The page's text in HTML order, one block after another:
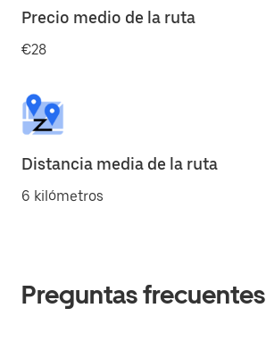
Precio medio de la ruta
€28
Distancia media de la ruta
6 kilómetros
Preguntas frecuentes